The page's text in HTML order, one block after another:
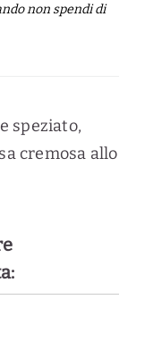
non spendi di
speziato,
cremosa allo